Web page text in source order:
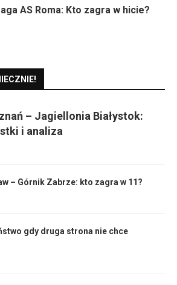
AS Roma: Kto zagra w hicie?
– Jagiellonia Białystok:
i analiza
– Górnik Zabrze: kto zagra w 11?
gdy druga strona nie chce